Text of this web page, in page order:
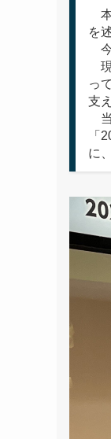
本
を
今
現
っ
支
当
「
に